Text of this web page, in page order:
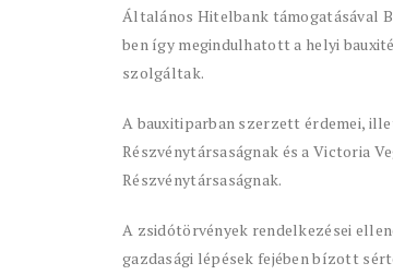
Általános Hitelbank támogatásával
ben így megindulhatott a helyi
szolgáltak.
A bauxitiparban szerzett érdemei,
Részvénytársaságnak és a Victoria
Részvénytársaságnak.
A zsidótörvények rendelkezései
gazdasági lépések fejében bízott